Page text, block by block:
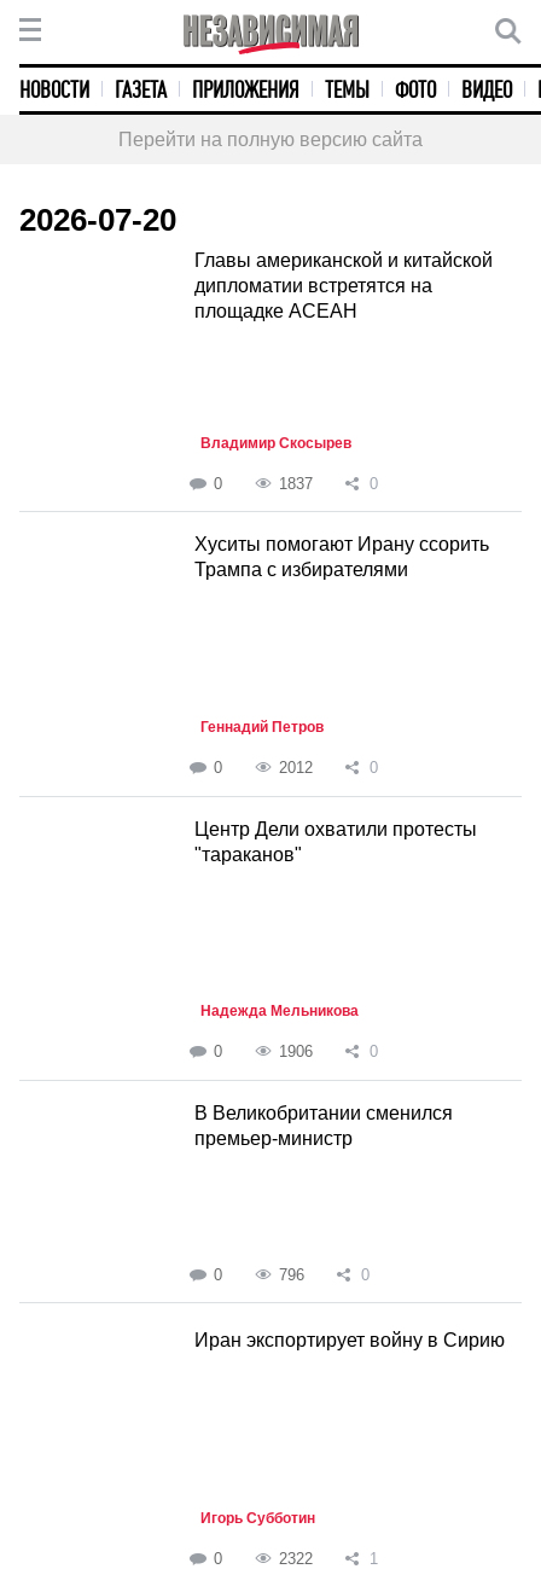
НОВОСТИ ГАЗЕТА ПРИЛОЖЕНИЯ ТЕМЫ ФОТО ВИДЕО
Перейти на полную версию сайта
2026-07-20
Главы американской и китайской
дипломатии встретятся на
площадке АСЕАН
Владимир Скосырев
0 1837 0
Хуситы помогают Ирану ссорить
Трампа с избирателями
Геннадий Петров
0 2012 0
Центр Дели охватили протесты
"тараканов"
Надежда Мельникова
0 1906 0
В Великобритании сменился
премьер-министр
0 796 0
Иран экспортирует войну в Сирию
Игорь Субботин
0 2322 1